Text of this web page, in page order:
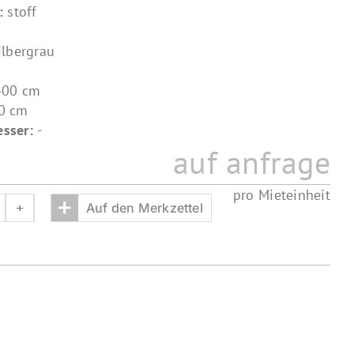
stoff
cm
cm
-
auf anfrage
pro Mieteinheit
+ Auf den Merkzettel